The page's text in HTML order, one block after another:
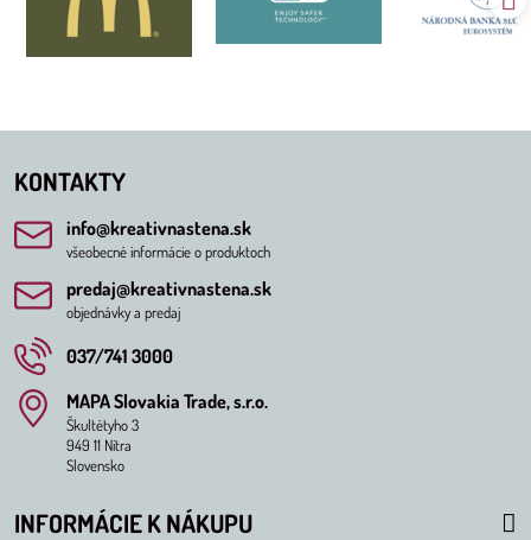
KONTAKTY
info​@kreativnastena​.sk
všeobecné informácie o produktoch
predaj​@kreativnastena​.sk
objednávky a predaj
037/741 3000
MAPA Slovakia Trade, s​.r​.o​.
Škultétyho 3
949 11 Nitra
Slovensko
INFORMÁCIE K NÁKUPU